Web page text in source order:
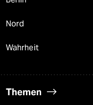
Nord
Wahrheit
Themen